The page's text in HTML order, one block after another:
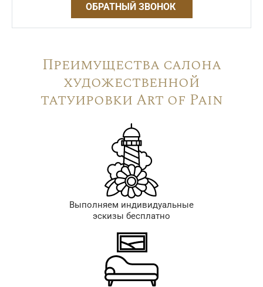
ОБРАТНЫЙ ЗВОНОК
Преимущества салона
художественной
татуировки Art of Pain
Выполняем индивидуальные
эскизы бесплатно